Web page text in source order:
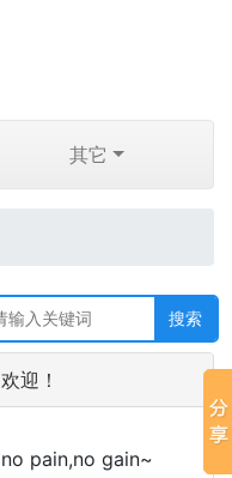
其它
欢迎！
no pain,no gain~